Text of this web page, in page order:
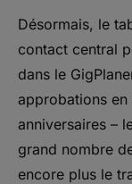
Désormais, le
contact central
dans le
approbations
anniversaires –
grand nombre
encore plus le